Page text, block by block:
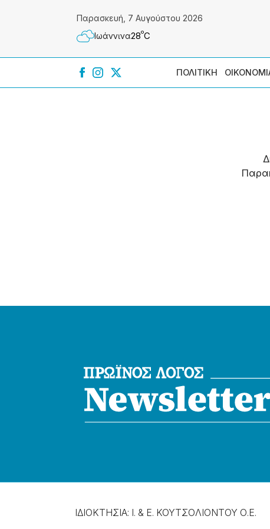
Παρασκευή, 7 Αυγούστου 2026
Ιωάννɩνα28ºC
ΠΟΛΙΤΙΚΗ
ΙΔΙΟΚΤΗΣΙΑ: Ι. & Ε. ΚΟΥΤΣΟΛΙΟΝΤΟΥ Ο.Ε.